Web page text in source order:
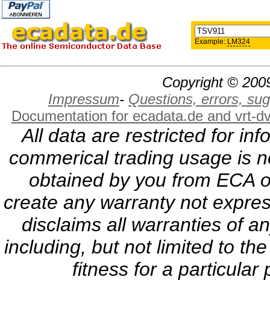
Example: LM324
Copyright ©
Impressum- Questions, errors,
Documentation for ecadata.de and vrt-
All data are restricted for
commerical trading usage is
obtained by you from ECA
create any warranty not
disclaims all warranties of
including, but not limited to
fitness for a particular